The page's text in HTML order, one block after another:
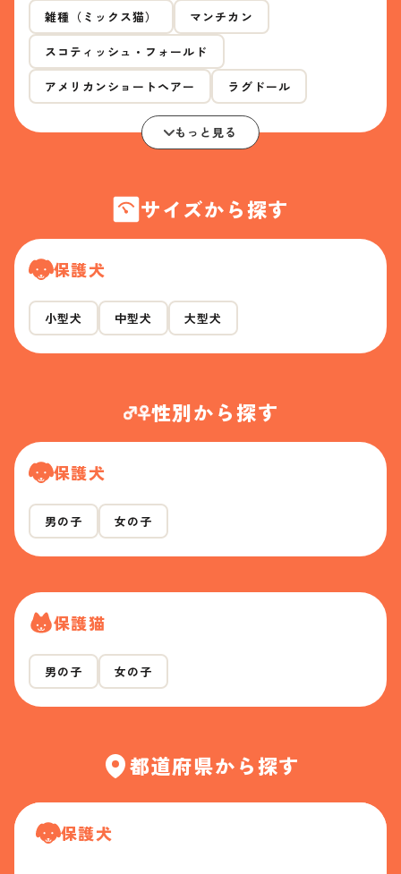
雑種（ミックス猫） マンチカン
スコティッシュ・フォールド
アメリカンショートヘアー ラグドール
もっと見る
サイズから探す
保護犬
小型犬 中型犬 大型犬
性別から探す
保護犬
男の子 女の子
保護猫
男の子 女の子
都道府県から探す
保護犬